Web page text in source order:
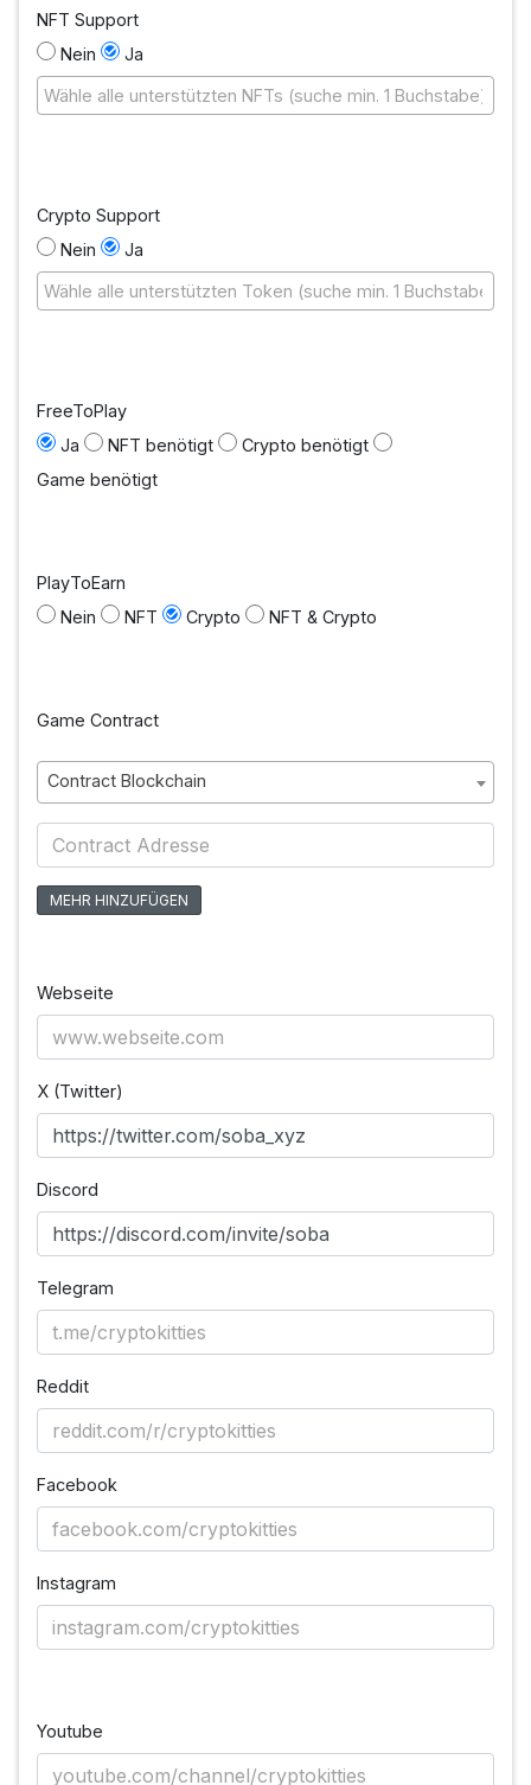
NFT Support
Nein
Ja
Crypto Support
Nein
Ja
FreeToPlay
Ja
NFT benötigt
Crypto benötigt
Game benötigt
PlayToEarn
Nein
NFT Crypto NFT & Crypto
Game Contract
Contract Blockchain
MEHR HINZUFÜGEN
Webseite
X (Twitter)
Discord
Telegram
Reddit
Facebook
Instagram
Youtube